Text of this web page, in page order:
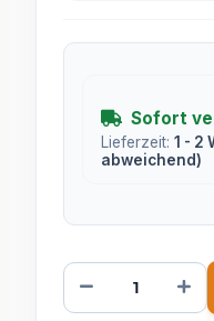
Sofort
Lieferzeit: 1 - 2
abweichend)